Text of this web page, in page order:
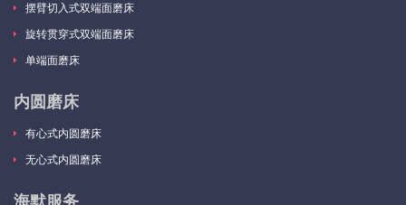
摆臂切入式双端面磨床
旋转贯穿式双端面磨床
单端面磨床
内圆磨床
有心式内圆磨床
无心式内圆磨床
海默服务